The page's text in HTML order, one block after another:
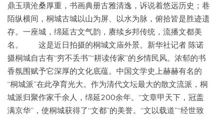
鼎玉璜沧桑厚重，书画典册古雅清逸，诉说着悠远历史；巷
陌纵横间，桐城古城以山为屏、以水为脉，俯拾皆是胜迹遗
存。一座城，绵延古文气韵，赓续乡邦传统，流播文都美
名。 这是近日拍摄的桐城文庙外景。新华社记者 陈诺
摄桐城自古有“穷不丢书”“耕读传家”的乡情民风。浓郁的书
香氛围赋予它深厚的文化底蕴。中国文学史上赫赫有名的
“桐城派”在此孕育光大。作为清代文坛最大的散文流派，桐
城派归聚作家千余人，绵延200余年。“文章甲天下，冠盖
满京华”，使桐城获得了“文都”的美誉。“文以载道”“经世致